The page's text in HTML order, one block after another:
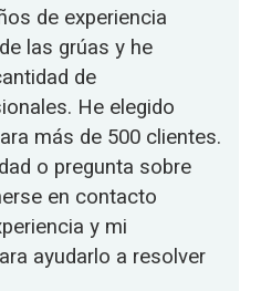
de experiencia
las grúas y he
de
He elegido
más de 500 clientes.
o pregunta sobre
en contacto
y mi
ayudarlo a resolver